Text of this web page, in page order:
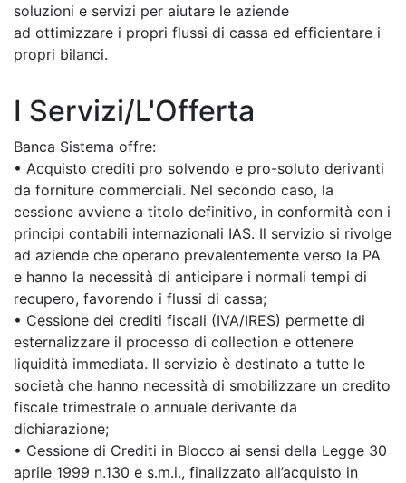
soluzioni e servizi per aiutare le aziende
ad ottimizzare i propri flussi di cassa ed efficientare i
propri bilanci.
I Servizi/L'Offerta
Banca Sistema offre:
• Acquisto crediti pro solvendo e pro-soluto derivanti
da forniture commerciali. Nel secondo caso, la
cessione avviene a titolo definitivo, in conformità con i
principi contabili internazionali IAS. Il servizio si rivolge
ad aziende che operano prevalentemente verso la PA
e hanno la necessità di anticipare i normali tempi di
recupero, favorendo i flussi di cassa;
• Cessione dei crediti fiscali (IVA/IRES) permette di
esternalizzare il processo di collection e ottenere
liquidità immediata. Il servizio è destinato a tutte le
società che hanno necessità di smobilizzare un credito
fiscale trimestrale o annuale derivante da
dichiarazione;
• Cessione di Crediti in Blocco ai sensi della Legge 30
aprile 1999 n.130 e s.m.i., finalizzato all’acquisto in